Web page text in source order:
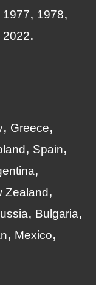
1977
1978
2022
Greece
Spain
Zealand
Bulgaria
Mexico